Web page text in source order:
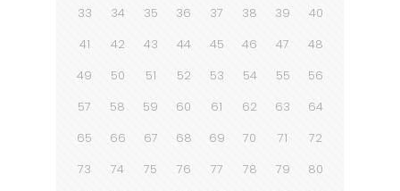
33
34 35 36 37 38 39
40
41
42 43 44 45 46 47
48
49
50 51 52 53 54 55
56
57
58 59 60 61 62 63
64
65
66 67 68 69 70 71
72
73
74 75 76 77 78 79
80